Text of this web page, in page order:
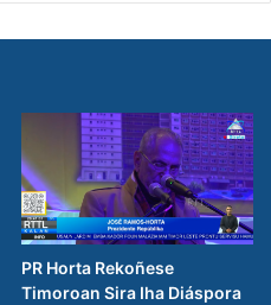
PR Horta Rekoñese
Timoroan Sira Iha Diáspora